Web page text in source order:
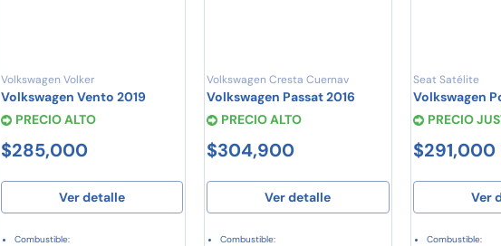
Volkswagen Volker
Volkswagen Vento 2019
PRECIO ALTO
$285,000
Ver detalle
Combustible:
Volkswagen Cresta Cuernav
Volkswagen Passat 2016
PRECIO ALTO
$304,900
Ver detalle
Combustible:
Seat Satélite
Volkswagen
PRECIO
$291,000
Ver
Combustible: